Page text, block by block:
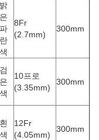
밝
은
파
란
색
8Fr
(2.7mm)
300mm
검
은
색
10프로
(3.35mm)
300mm
흰
색
12Fr
(4.05mm)
300mm